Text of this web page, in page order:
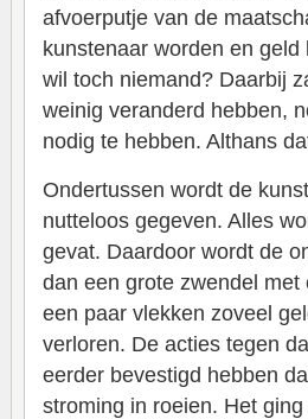
afvoerputje van de
kunstenaar worden en
wil toch niemand? Daarbij
weinig veranderd hebben,
nodig te hebben. Althans
Ondertussen wordt de
nutteloos gegeven. Alles
gevat. Daardoor wordt de
dan een grote zwendel
een paar vlekken zoveel
verloren. De acties tegen
eerder bevestigd hebben
stroming in roeien. Het